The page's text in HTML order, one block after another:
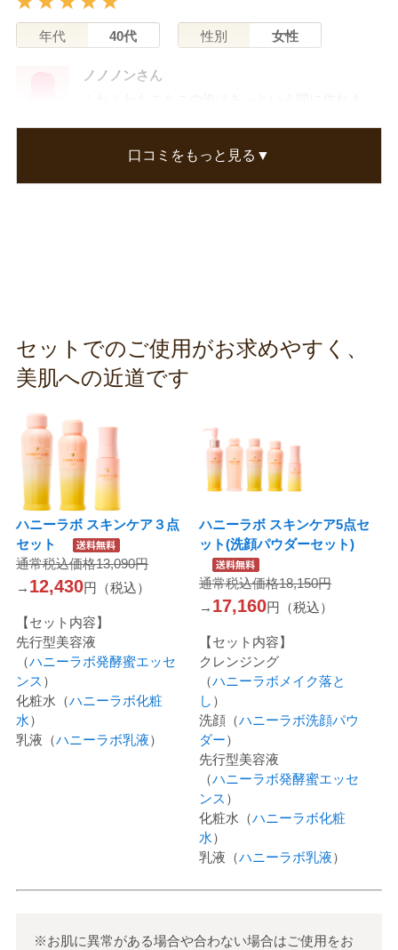
年代 40代 性別 女性
ノノノンさん
く化粧水付けなくてもつっぱらないです。それ位
口コミをもっと見る▼
セットでのご使用がお求めやすく、
美肌への近道です
ハニーラボ スキンケア３点
セット
通常税込価格13,090円
→ 12,430円（税込）
【セット内容】
先行型美容液
（ハニーラボ発酵蜜エッセ
ンス ）
化粧水（ハニーラボ化粧
水）
乳液（ハニーラボ乳液）
ハニーラボ スキンケア5点セ
ット(洗顔パウダーセット)
通常税込価格18,150円
→ 17,160円（税込）
【セット内容】
クレンジング
（ハニーラボメイク落と
し ）
洗顔（ハニーラボ洗顔パウ
ダー）
先行型美容液
（ハニーラボ発酵蜜エッセ
ンス ）
化粧水（ハニーラボ化粧
水）
乳液（ハニーラボ乳液）
※お肌に異常がある場合や合わない場合はご使用をお